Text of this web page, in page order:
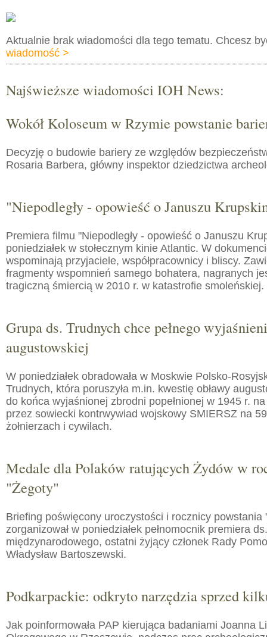
Aktualnie brak wiadomości dla tego tematu. Chcesz
wiadomość >
Najświeższe wiadomości IOH News:
Wokół Koloseum w Rzymie powstanie
Decyzję o budowie bariery ze względów
Rosaria Barbera, główny inspektor dziedzictwa
"Niepodległy - opowieść o Januszu
Premiera filmu "Niepodległy - opowieść o Januszu
poniedziałek w stołecznym kinie Atlantic. W
wspominają przyjaciele, współpracownicy i bliscy.
fragmenty wspomnień samego bohatera, nagranych
tragiczną śmiercią w 2010 r. w katastrofie smoleńskiej.
Grupa ds. Trudnych chce pełnego
augustowskiej
W poniedziałek obradowała w Moskwie Polsko-
Trudnych, która poruszyła m.in. kwestię obławy
do końca wyjaśnionej zbrodni popełnionej w 1945 r.
przez sowiecki kontrwywiad wojskowy SMIERSZ na
żołnierzach i cywilach.
Medale dla Polaków ratujących Żydów w
"Żegoty"
Briefing poświęcony uroczystości i rocznicy powstania
zorganizował w poniedziałek pełnomocnik premiera
międzynarodowego, ostatni żyjący członek Rady
Władysław Bartoszewski.
Podkarpackie: odkryto narzędzia sprzed
Jak poinformowała PAP kierująca badaniami Joanna